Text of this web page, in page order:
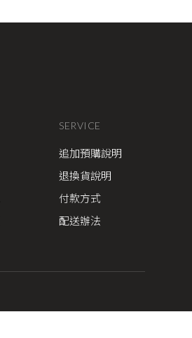
SERVICE
追加預購說明
退換貨說明
付款方式
配送辦法